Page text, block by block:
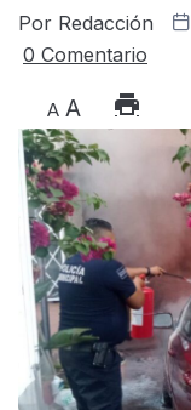
Por Redacción
0 Comentario
A A